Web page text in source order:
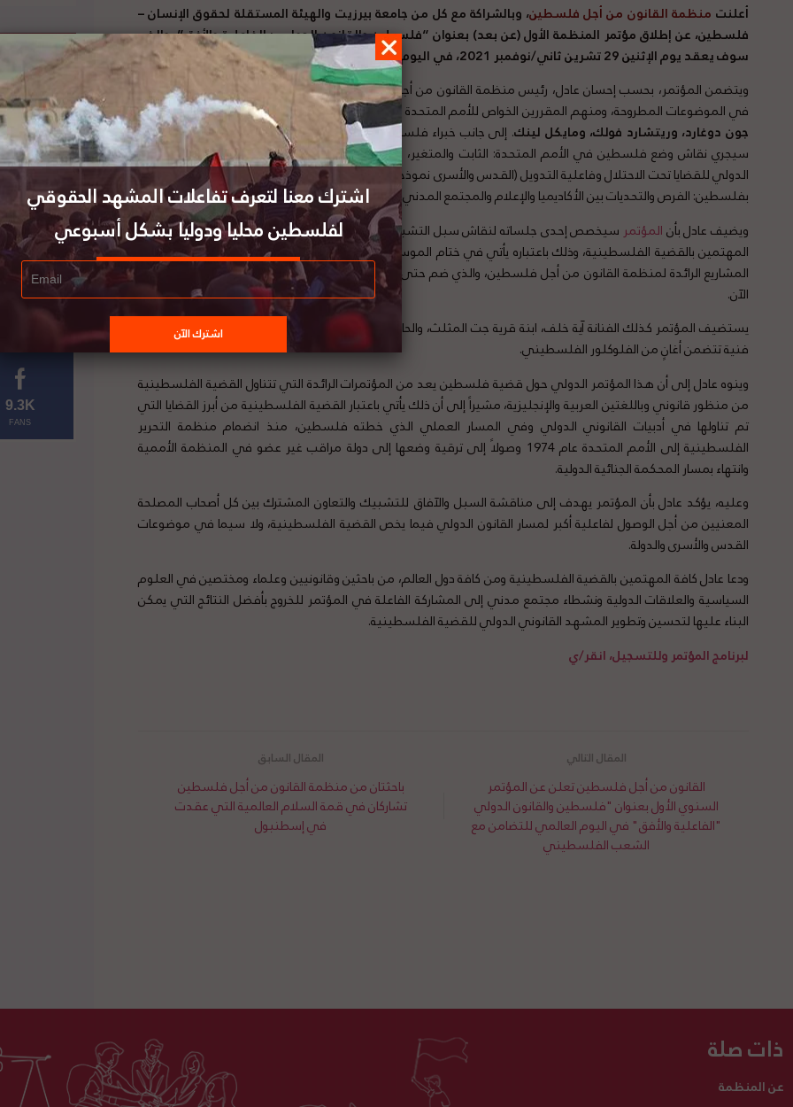
أعلنت منظمة القانون من أجل فلسطين، وبالشراكة مع كل من جامعة بيرزيت والهيئة المستقلة لحقوق الإنسان –
فلسطين، عن إطلاق مؤتمر المنظمة الأول (عن بعد) بعنوان “فلسطين والقانون الدولي : الفاعلية والأفق”، والذي
سوف يعقد يوم الإثنين 29 تشرين ثاني/نوفمبر 2021، في اليوم العالمي للتضامن مع الشعب الفلسطيني.
ويتضمن المؤتمر، بحسب إحسان عادل، رئيس منظمة القانون من أجل فلسطين، جلسات نقاشية ويستضيف كبار الخبراء
في الموضوعات المطروحة، ومنهم المقررين الخواص للأمم المتحدة للأراضي الفلسطينية على مدار ال20 سنة الماضية:
جون دوغارد، وريتشارد فولك، ومايكل لينك. إلى جانب خبراء فلسطينيين وعرب في القانون والسياسة والإعلام. حيث
سيجري نقاش وضع فلسطين في الأمم المتحدة: الثابت والمتغير، الراهن والمستقبل. إضافة إلى تناول منظور القانون
الدولي للقضايا تحت الاحتلال وفاعلية التدويل (القدس والأسرى نموذجاً)، كما يناقش المشهد القانوني الدولي فيما يتعلق
بفلسطين: الفرص والتحديات بين الأكاديميا والإعلام والمجتمع المدني.
ويضيف عادل بأنالمؤتمر سيخصص إحدى جلساته لنقاش سبل التشبيك والعمل المشترك بين الباحثين والمحامين والخبراء
المهتمين بالقضية الفلسطينية، وذلك باعتباره يأتي في ختام الموسم الأول لملتقى القانونيين من أجل فلسطين، أحد
المشاريع الرائدة لمنظمة القانون من أجل فلسطين، والذي ضم حتى الآن قرابة
1000 عضو من مختلف دول العالم حتى
الآن.
يستضيف المؤتمر كذلك الفنانة آية خلف، ابنة قرية جت المثلث، والحاضرة في حي الشيخ جراح المهدد بالتهجير، في فقرة
فنية تتضمن أغانٍ من الفلوكلور الفلسطيني.
وينوه عادل إلى أن هذا المؤتمر الدولي حول قضية فلسطين يعد من المؤتمرات الرائدة التي تتناول القضية الفلسطينية
من منظور قانوني وباللغتين العربية والإنجليزية، مشيراً إلى أن ذلك يأتي باعتبار القضية الفلسطينية من أبرز القضايا التي
تم تناولها في أدبيات القانوني الدولي وفي المسار العملي الذي خطته فلسطين، منذ انضمام منظمة التحرير
الفلسطينية إلى الأمم المتحدة عام 1974 وصولاً إلى ترقية وضعها إلى دولة مراقب غير عضو في المنظمة الأممية
وانتهاء بمسار المحكمة الجنائية الدولية.
وعليه، يؤكد عادل بأن المؤتمر يهدف إلى مناقشة السبل والآفاق للتشبيك والتعاون المشترك بين كل أصحاب المصلحة
المعنيين من أجل الوصول لفاعلية أكبر لمسار القانون الدولي فيما يخص القضية الفلسطينية، ولا سيما في موضوعات
القدس والأسرى والدولة.
ودعا عادل كافة المهتمين بالقضية الفلسطينية ومن كافة دول العالم، من باحثين وقانونيين وعلماء ومختصين في العلوم
السياسية والعلاقات الدولية ونشطاء مجتمع مدني إلى المشاركة الفاعلة في المؤتمر للخروج بأفضل النتائج التي يمكن
البناء عليها لتحسين وتطوير المشهد القانوني الدولي للقضية الفلسطينية.
لبرنامج المؤتمر وللتسجيل، انقر/ي
باحثتان من منظمة القانون من أجل فلسطين
تشاركان في قمة السلام العالمية التي عقدت
في إسطنبول
القانون من أجل فلسطين تعلن عن المؤتمر
السنوي الأول بعنوان "فلسطين والقانون الدولي
"الفاعلية والأفق" في اليوم العالمي للتضامن مع
الشعب الفلسطيني
تابعونا :
9.3K
FANS
ذات صلة
عن المنظمة
اشترك معنا لتعرف تفاعلات المشهد الحقوقي
لفلسطين محليا ودوليا بشكل أسبوعي